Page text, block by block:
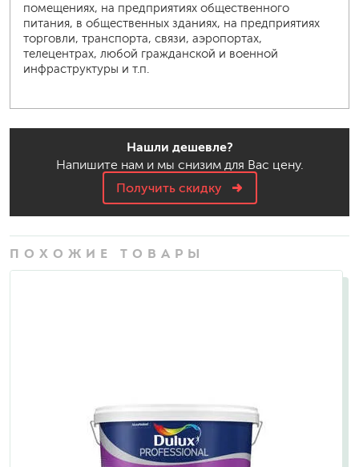
помещениях, на предприятиях общественного
питания, в общественных зданиях, на предприятиях
торговли, транспорта, связи, аэропортах,
телецентрах, любой гражданской и военной
инфраструктуры и т.п.
Нашли дешевле?
Напишите нам и мы снизим для Вас цену.
Получить скидку
ПОХОЖИЕ ТОВАРЫ